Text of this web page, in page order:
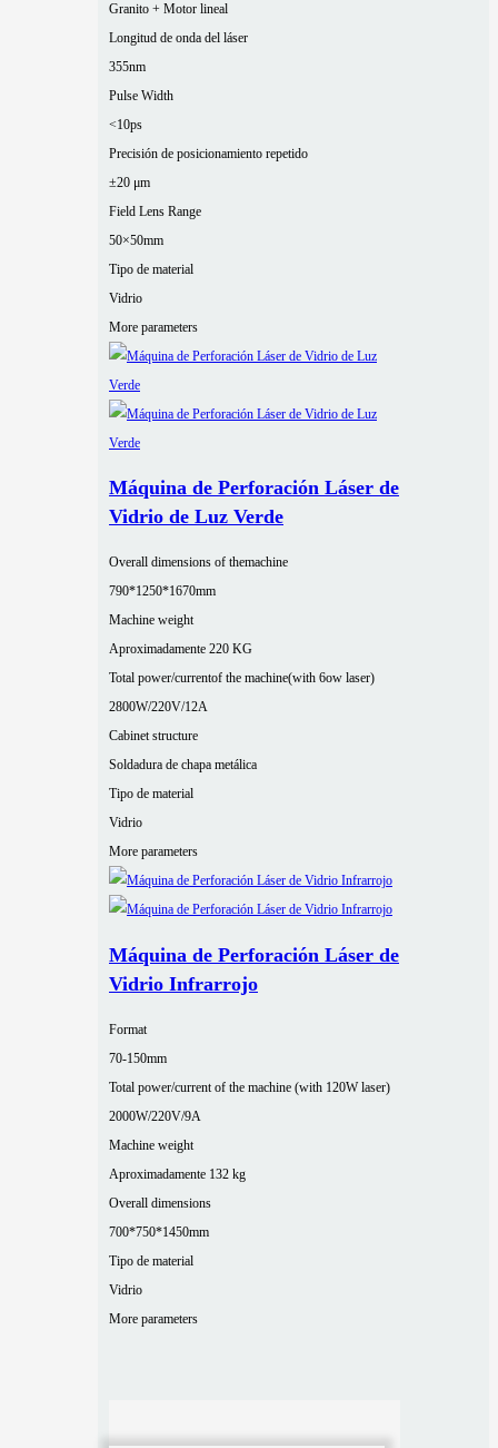
Granito + Motor lineal
Longitud de onda del láser
355nm
Pulse Width
<10ps
Precisión de posicionamiento repetido
±20 μm
Field Lens Range
50×50mm
Tipo de material
Vidrio
More parameters
Máquina de Perforación Láser de
Vidrio de Luz Verde
Overall dimensions of themachine
790*1250*1670mm
Machine weight
Aproximadamente 220 KG
Total power/currentof the machine(with 6ow laser)
2800W/220V/12A
Cabinet structure
Soldadura de chapa metálica
Tipo de material
Vidrio
More parameters
Máquina de Perforación Láser de
Vidrio Infrarrojo
Format
70-150mm
Total power/current of the machine (with 120W laser)
2000W/220V/9A
Machine weight
Aproximadamente 132 kg
Overall dimensions
700*750*1450mm
Tipo de material
Vidrio
More parameters